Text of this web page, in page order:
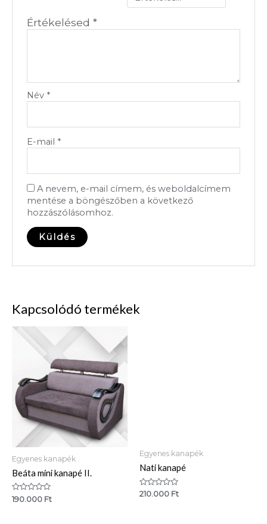
Értékelésed*
Név *
E-mail *
A nevem, e-mail címem, és weboldalcímem
mentése a böngészőben a következő
hozzászólásomhoz.
Kapcsolódó termékek
Egyenes kanapék
Beáta mini kanapé II.
Értékelés:
0
190.000 Ft
Egyenes kanapék
Nati kanapé
Értékelés:
210.000 Ft